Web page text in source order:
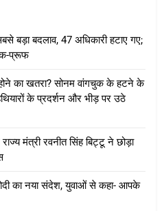
बड़ा बदलाव, 47 अधिकारी हटाए गए;
प्रूफ
का खतरा? सोनम वांगचुक के हटने के
के प्रदर्शन और भीड़ पर उठे
मंत्री रवनीत सिंह बिट्टू ने छोड़ा
का नया संदेश, युवाओं से कहा- आपके